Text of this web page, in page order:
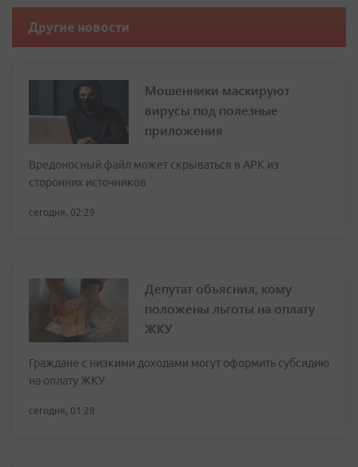
Другие новости
Мошенники маскируют
вирусы под полезные
приложения
Вредоносный файл может скрываться в APK из
сторонних источников
сегодня, 02:29
Депутат объяснил, кому
положены льготы на оплату
ЖКУ
Граждане с низкими доходами могут оформить субсидию
на оплату ЖКУ
сегодня, 01:28